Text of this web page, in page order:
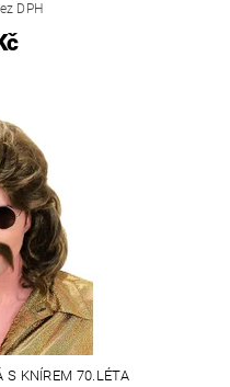
DPH
S KNÍREM 70.LÉTA